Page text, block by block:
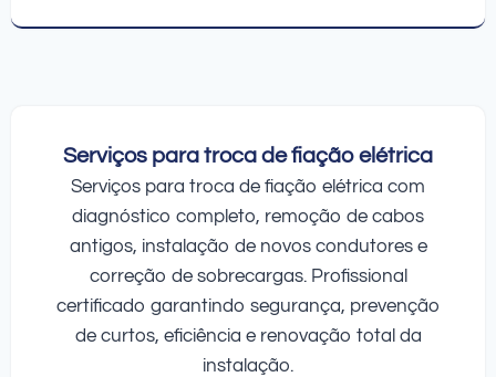
Serviços para troca de fiação elétrica
Serviços para troca de fiação elétrica com
diagnóstico completo, remoção de cabos
antigos, instalação de novos condutores e
correção de sobrecargas. Profissional
certificado garantindo segurança, prevenção
de curtos, eficiência e renovação total da
instalação.